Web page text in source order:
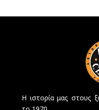
Η ιστορία μας στους